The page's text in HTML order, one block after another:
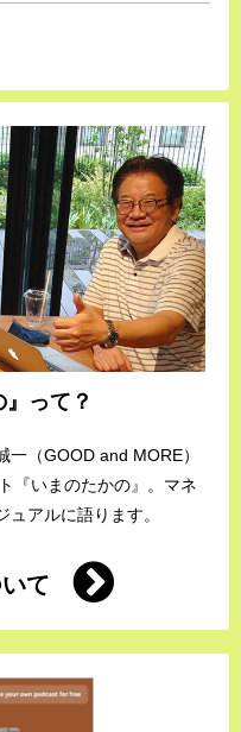
』って？
（GOOD and MORE）
『いまのたかの』。マネ
アルに語ります。
て